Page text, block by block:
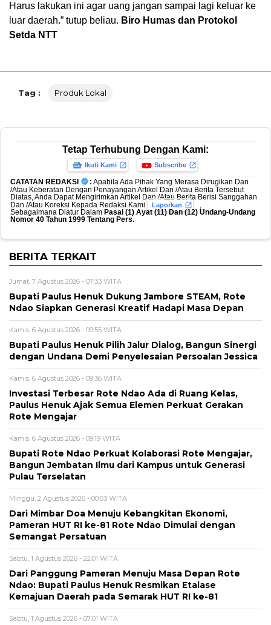
Harus lakukan ini agar uang jangan sampai lagi keluar ke
luar daerah.” tutup beliau. Biro Humas dan Protokol
Setda NTT
Tag : Produk Lokal
Tetap Terhubung Dengan Kami:
Ikuti Kami Subscribe
CATATAN REDAKSI : Apabila Ada Pihak Yang Merasa Dirugikan Dan
/Atau Keberatan Dengan Penayangan Artikel Dan /Atau Berita Tersebut
Diatas, Anda Dapat Mengirimkan Artikel Dan /Atau Berita Berisi Sanggahan
Dan /Atau Koreksi Kepada Redaksi Kami
Laporkan
,
Sebagaimana Diatur Dalam Pasal (1) Ayat (11) Dan (12) Undang-Undang
Nomor 40 Tahun 1999 Tentang Pers.
BERITA TERKAIT
Jumat, 7 Agustus 2026 - 07:33 WITA
Bupati Paulus Henuk Dukung Jambore STEAM, Rote
Ndao Siapkan Generasi Kreatif Hadapi Masa Depan
Kamis, 6 Agustus 2026 - 09:55 WITA
Bupati Paulus Henuk Pilih Jalur Dialog, Bangun Sinergi
dengan Undana Demi Penyelesaian Persoalan Jessica
Kamis, 6 Agustus 2026 - 09:36 WITA
Investasi Terbesar Rote Ndao Ada di Ruang Kelas,
Paulus Henuk Ajak Semua Elemen Perkuat Gerakan
Rote Mengajar
Kamis, 6 Agustus 2026 - 09:19 WITA
Bupati Rote Ndao Perkuat Kolaborasi Rote Mengajar,
Bangun Jembatan Ilmu dari Kampus untuk Generasi
Pulau Terselatan
Minggu, 2 Agustus 2026 - 00:03 WITA
Dari Mimbar Doa Menuju Kebangkitan Ekonomi,
Pameran HUT RI ke-81 Rote Ndao Dimulai dengan
Semangat Persatuan
Sabtu, 1 Agustus 2026 - 22:01 WITA
Dari Panggung Pameran Menuju Masa Depan Rote
Ndao: Bupati Paulus Henuk Resmikan Etalase
Kemajuan Daerah pada Semarak HUT RI ke-81
Sabtu, 1 Agustus 2026 - 07:01 WITA